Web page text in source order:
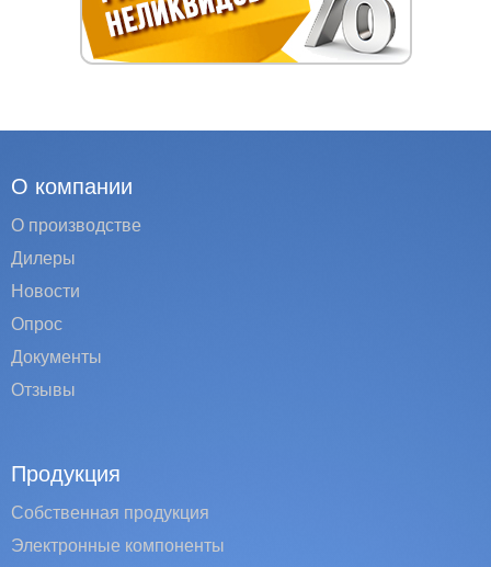
О компании
О производстве
Дилеры
Новости
Опрос
Документы
Отзывы
Продукция
Собственная продукция
Электронные компоненты